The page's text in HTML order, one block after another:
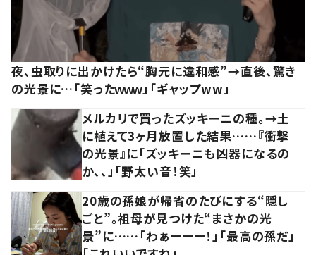
夜、虫取りに出かけたら“胸元に違和感”→直後、驚き
の光景に…「笑ったｗｗｗ」「ギャップww」
メルカリで買ったズッキーニの種。→土
に植えて3ヶ月放置した結果……『衝撃
の光景』に「ズッキーニも凶器になるの
か、、」「野太い音！笑」
20歳の孫娘が帰省のたびにする“隠し
ごと”。祖母が見つけた“まさかの光
景”に……「わぁーーー！」「最高の孫だ」